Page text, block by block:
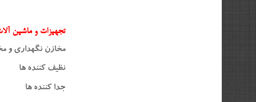
تجهیزات و ماشین
مخازن نگهداری و
نظیف کننده ها
جدا کننده ها